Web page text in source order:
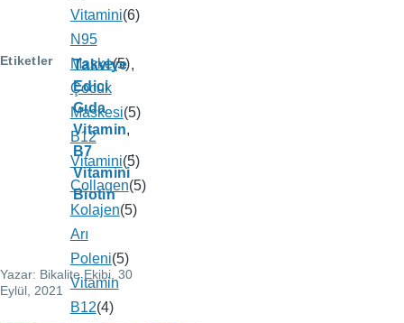
Etiketler
Takviye
Edici
Gıda
Vitamin
B7
Vitamini
Biotin
Yazar: Bikalite Ekibi , 30
Eylül, 2021
Vitamini(6)
N95
Maske(5)
Çocuk
Maskesi(5)
B12
Vitamini(5)
Collagen(5)
Kolajen(5)
Arı
Poleni(5)
Vitamin
B12(4)